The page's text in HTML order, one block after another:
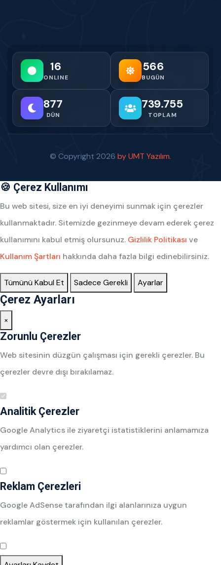
16
ONLINE
566
BUGÜN
877
DÜN
739.755
TOPLAM
© Copyright 2026 by UMT Yazılım.
🍪 Çerez Kullanımı
Bu web sitesi, size en iyi deneyimi sunmak için çerezler
kullanmaktadır. Sitemizde gezinmeye devam ederek çerez
kullanımını kabul etmiş olursunuz. Gizlilik Politikası ve
Kullanım Şartları hakkında daha fazla bilgi edinebilirsiniz.
Tümünü Kabul Et Sadece Gerekli Ayarlar
Çerez Ayarları
×
Zorunlu Çerezler
Web sitesinin düzgün çalışması için gerekli çerezler. Bu
çerezler devre dışı bırakılamaz.
Analitik Çerezler
Google Analytics ile ziyaretçi istatistiklerini anlamamıza
yardımcı olan çerezler.
Reklam Çerezleri
Google AdSense tarafından ilgi alanlarınıza uygun
reklamlar göstermek için kullanılan çerezler.